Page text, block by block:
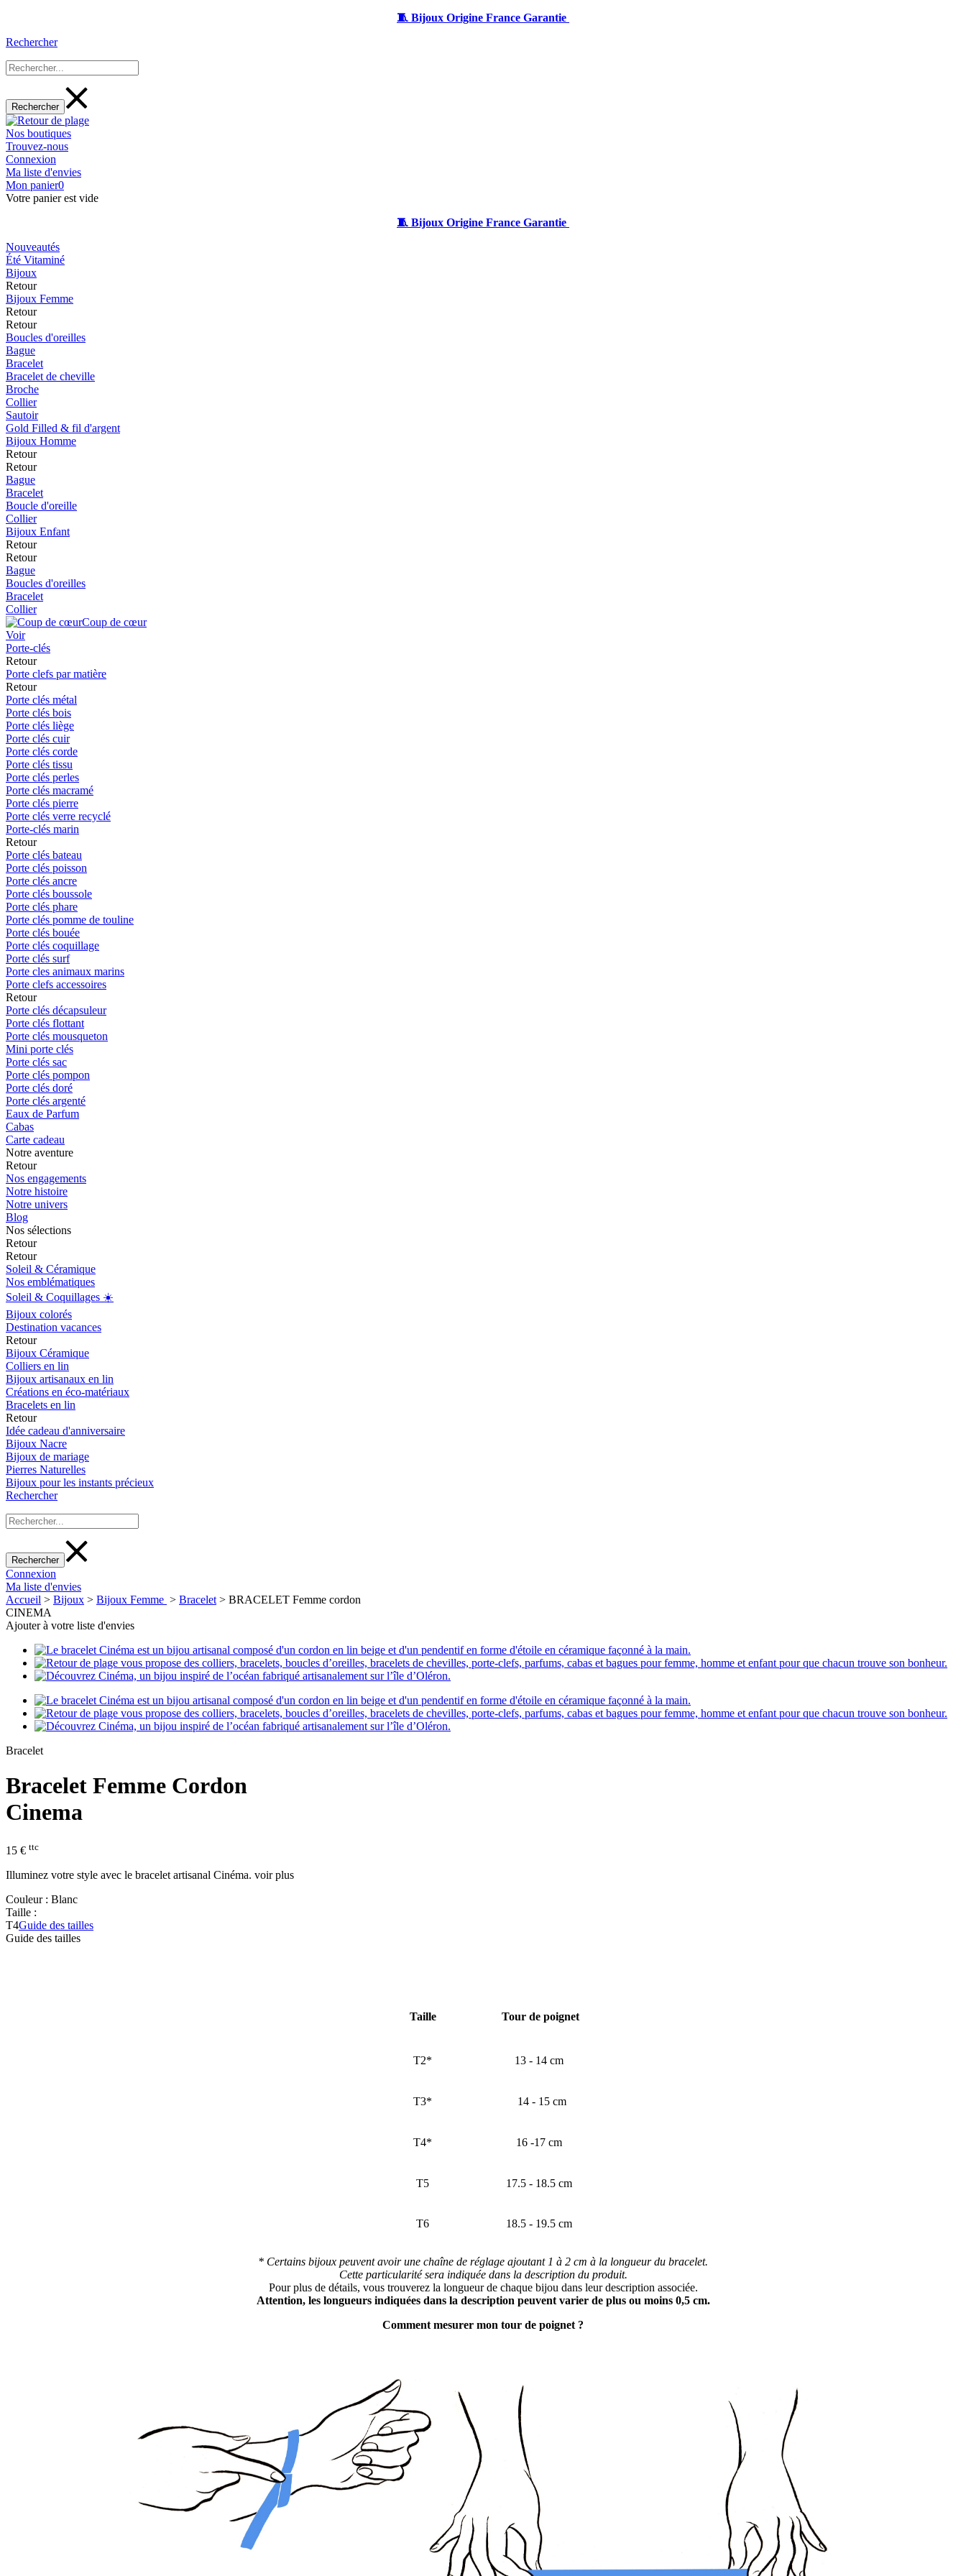
🧵 Bijoux Origine France Garantie
Rechercher
Nos boutiques
Trouvez-nous
Connexion
Ma liste d'envies
Mon panier0
Votre panier est vide
🧵 Bijoux Origine France Garantie
Nouveautés
Été Vitaminé
Bijoux
Retour
Bijoux Femme
Retour
Retour
Boucles d'oreilles
Bague
Bracelet
Bracelet de cheville
Broche
Collier
Sautoir
Gold Filled & fil d'argent
Bijoux Homme
Retour
Retour
Bague
Bracelet
Boucle d'oreille
Collier
Bijoux Enfant
Retour
Retour
Bague
Boucles d'oreilles
Bracelet
Collier
Coup de cœur
Voir
Porte-clés
Retour
Porte clefs par matière
Retour
Porte clés métal
Porte clés bois
Porte clés liège
Porte clés cuir
Porte clés corde
Porte clés tissu
Porte clés perles
Porte clés macramé
Porte clés pierre
Porte clés verre recyclé
Porte-clés marin
Retour
Porte clés bateau
Porte clés poisson
Porte clés ancre
Porte clés boussole
Porte clés phare
Porte clés pomme de touline
Porte clés bouée
Porte clés coquillage
Porte clés surf
Porte cles animaux marins
Porte clefs accessoires
Retour
Porte clés décapsuleur
Porte clés flottant
Porte clés mousqueton
Mini porte clés
Porte clés sac
Porte clés pompon
Porte clés doré
Porte clés argenté
Eaux de Parfum
Cabas
Carte cadeau
Notre aventure
Retour
Nos engagements
Notre histoire
Notre univers
Blog
Nos sélections
Retour
Retour
Soleil & Céramique
Nos emblématiques
Soleil & Coquillages ☀️
Bijoux colorés
Destination vacances
Retour
Bijoux Céramique
Colliers en lin
Bijoux artisanaux en lin
Créations en éco-matériaux
Bracelets en lin
Retour
Idée cadeau d'anniversaire
Bijoux Nacre
Bijoux de mariage
Pierres Naturelles
Bijoux pour les instants précieux
Rechercher
Connexion
Ma liste d'envies
Accueil > Bijoux > Bijoux Femme > Bracelet > BRACELET Femme cordon
CINEMA
Ajouter à votre liste d'envies
Bracelet
Bracelet Femme Cordon
Cinema
15 € ttc
Illuminez votre style avec le bracelet artisanal Cinéma. voir plus
Couleur : Blanc
Taille :
T4Guide des tailles
Guide des tailles
Taille Tour de poignet
T2* 13 - 14 cm
T3* 14 - 15 cm
T4* 16 -17 cm
T5 17.5 - 18.5 cm
T6 18.5 - 19.5 cm
* Certains bijoux peuvent avoir une chaîne de réglage ajoutant 1 à 2 cm à la longueur du bracelet.
Cette particularité sera indiquée dans la description du produit.
Pour plus de détails, vous trouverez la longueur de chaque bijou dans leur description associée.
Attention, les longueurs indiquées dans la description peuvent varier de plus ou moins 0,5 cm.
Comment mesurer mon tour de poignet ?